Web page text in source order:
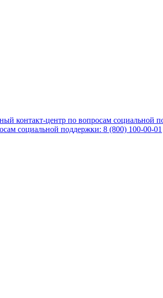
контакт-центр по вопросам социальной
социальной поддержки: 8 (800) 100-00-01